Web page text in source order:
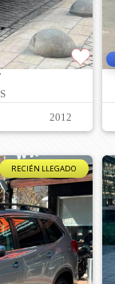
2012
RECIÉN LLEGADO